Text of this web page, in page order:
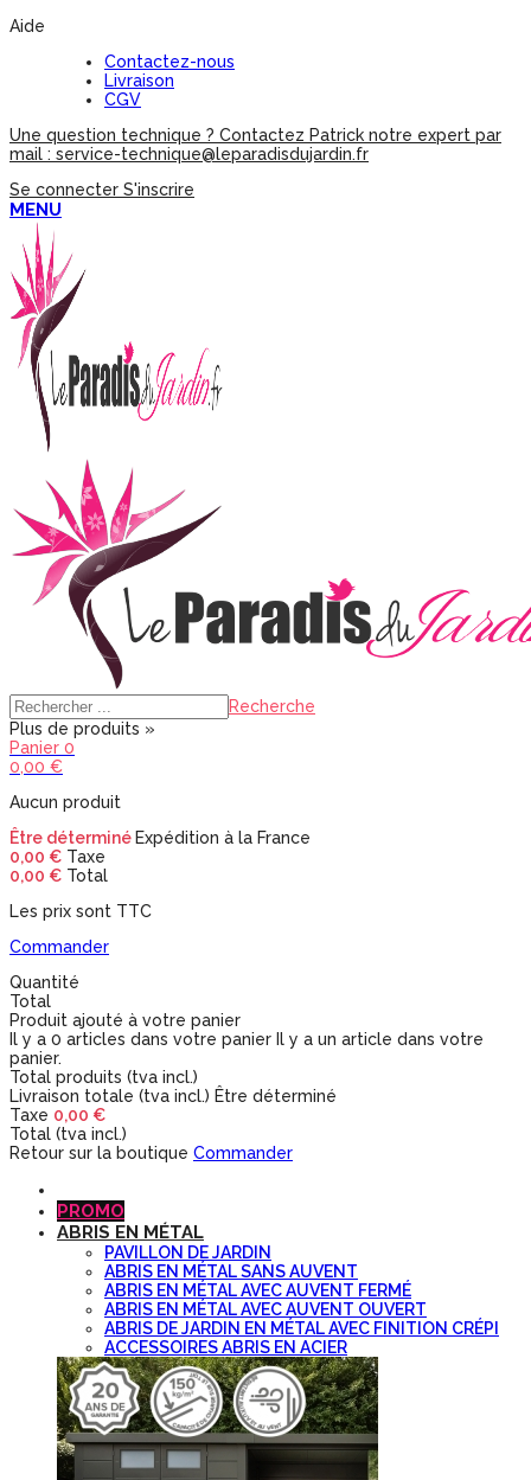
Aide
Contactez-nous
Livraison
CGV
Une question technique ? Contactez Patrick notre expert par
mail : service-technique@leparadisdujardin.fr
Se connecter S'inscrire
MENU
Recherche
Plus de produits »
Panier 0
0,00 €
Aucun produit
Être déterminé Expédition à la France
0,00 € Taxe
0,00 € Total
Les prix sont TTC
Commander
Quantité
Total
Produit ajouté à votre panier
Il y a 0 articles dans votre panier Il y a un article dans votre
panier.
Total produits (tva incl.)
Livraison totale (tva incl.) Être déterminé
Taxe 0,00 €
Total (tva incl.)
Retour sur la boutique Commander
PROMO
ABRIS EN MÉTAL
PAVILLON DE JARDIN
ABRIS EN MÉTAL SANS AUVENT
ABRIS EN MÉTAL AVEC AUVENT FERMÉ
ABRIS EN MÉTAL AVEC AUVENT OUVERT
ABRIS DE JARDIN EN MÉTAL AVEC FINITION CRÉPI
ACCESSOIRES ABRIS EN ACIER